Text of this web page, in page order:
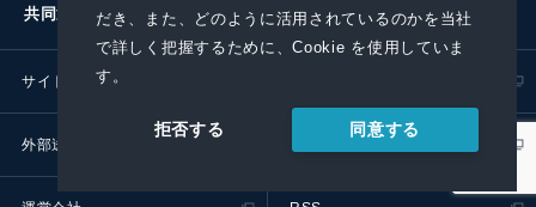
だき、また、どのように活用されているのかを当社
で詳しく把握するために、Cookie を使用していま
す。
拒否する 同意する
共同通信社グループ
サイトポリシー
外部送信ポリシー プレスリリース取扱基準